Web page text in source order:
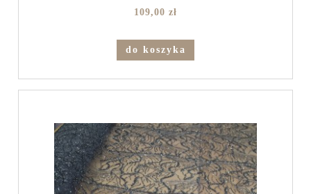
109,00 zł
do koszyka